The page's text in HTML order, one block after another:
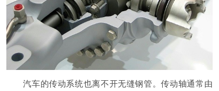
汽车的传动系统也离不开无缝钢管。传动轴通常由